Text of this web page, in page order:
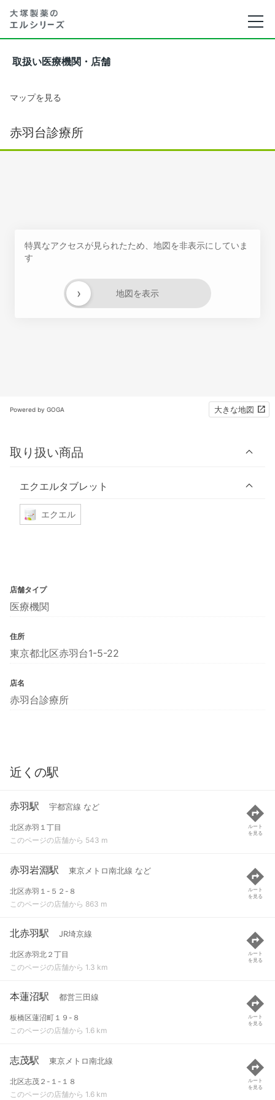
取扱い医療機関・店舗
マップを見る
赤羽台診療所
特異なアクセスが見られたため、地図を非表示にしていま
す
地図を表示
›
Powered by GOGA 大きな地図
取り扱い商品
エクエルタブレット
エクエル
店舗タイプ
医療機関
住所
東京都北区赤羽台1-5-22
店名
赤羽台診療所
近くの駅
赤羽駅 宇都宮線 など
北区赤羽１丁目
このページの店舗から 543 m
ルート
を見る
赤羽岩淵駅 東京メトロ南北線 など
北区赤羽１-５２-８
このページの店舗から 863 m
ルート
を見る
北赤羽駅 JR埼京線
北区赤羽北２丁目
このページの店舗から 1.3 km
ルート
を見る
本蓮沼駅 都営三田線
板橋区蓮沼町１９-８
このページの店舗から 1.6 km
ルート
を見る
志茂駅 東京メトロ南北線
北区志茂２-１-１８
このページの店舗から 1.6 km
ルート
を見る